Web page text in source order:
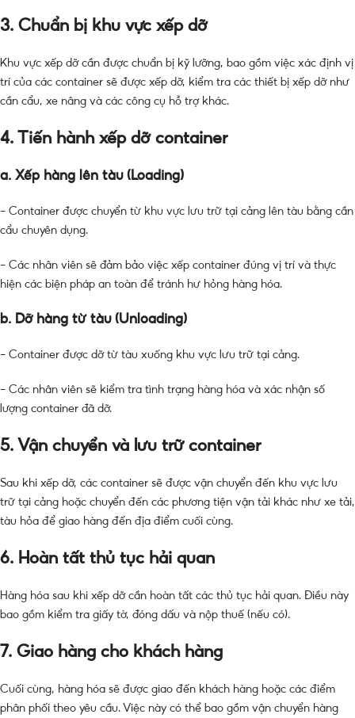
3. Chuẩn bị khu vực xếp dỡ
Khu vực xếp dỡ cần được chuẩn bị kỹ lưỡng, bao gồm việc xác định vị
trí của các container sẽ được xếp dỡ, kiểm tra các thiết bị xếp dỡ như
cần cẩu, xe nâng và các công cụ hỗ trợ khác.
4. Tiến hành xếp dỡ container
a. Xếp hàng lên tàu (Loading)
– Container được chuyển từ khu vực lưu trữ tại cảng lên tàu bằng cần
cẩu chuyên dụng.
– Các nhân viên sẽ đảm bảo việc xếp container đúng vị trí và thực
hiện các biện pháp an toàn để tránh hư hỏng hàng hóa.
b. Dỡ hàng từ tàu (Unloading)
– Container được dỡ từ tàu xuống khu vực lưu trữ tại cảng.
– Các nhân viên sẽ kiểm tra tình trạng hàng hóa và xác nhận số
lượng container đã dỡ.
5. Vận chuyển và lưu trữ container
Sau khi xếp dỡ, các container sẽ được vận chuyển đến khu vực lưu
trữ tại cảng hoặc chuyển đến các phương tiện vận tải khác như xe tải,
tàu hỏa để giao hàng đến địa điểm cuối cùng.
6. Hoàn tất thủ tục hải quan
Hàng hóa sau khi xếp dỡ cần hoàn tất các thủ tục hải quan. Điều này
bao gồm kiểm tra giấy tờ, đóng dấu và nộp thuế (nếu có).
7. Giao hàng cho khách hàng
Cuối cùng, hàng hóa sẽ được giao đến khách hàng hoặc các điểm
phân phối theo yêu cầu. Việc này có thể bao gồm vận chuyển hàng